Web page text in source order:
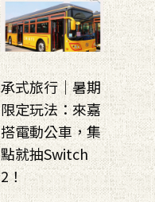
承式旅行｜暑期
限定玩法：來嘉
搭電動公車，集
點就抽Switch
2！